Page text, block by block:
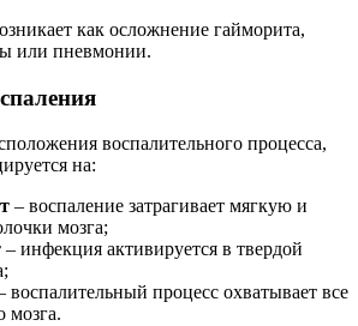
как осложнение гайморита,
или пневмонии.
воспалительного процесса,
на:
– воспаление затрагивает мягкую и
мозга;
– инфекция активируется в твердой
воспалительный процесс охватывает все
мозга.